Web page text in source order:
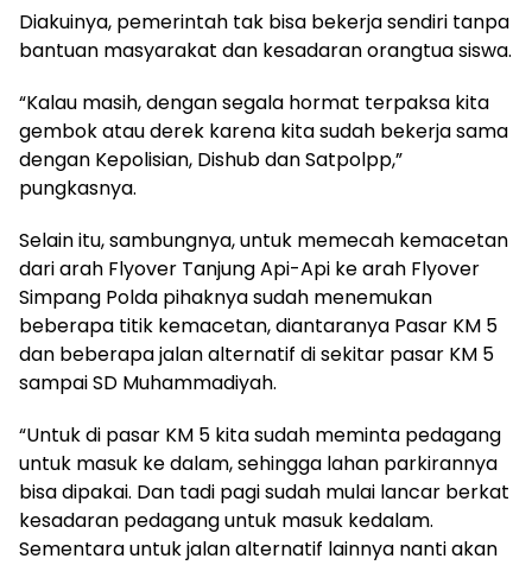
Diakuinya, pemerintah tak bisa bekerja sendiri tanpa
bantuan masyarakat dan kesadaran orangtua siswa.
“Kalau masih, dengan segala hormat terpaksa kita
gembok atau derek karena kita sudah bekerja sama
dengan Kepolisian, Dishub dan Satpolpp,”
pungkasnya.
Selain itu, sambungnya, untuk memecah kemacetan
dari arah Flyover Tanjung Api-Api ke arah Flyover
Simpang Polda pihaknya sudah menemukan
beberapa titik kemacetan, diantaranya Pasar KM 5
dan beberapa jalan alternatif di sekitar pasar KM 5
sampai SD Muhammadiyah.
“Untuk di pasar KM 5 kita sudah meminta pedagang
untuk masuk ke dalam, sehingga lahan parkirannya
bisa dipakai. Dan tadi pagi sudah mulai lancar berkat
kesadaran pedagang untuk masuk kedalam.
Sementara untuk jalan alternatif lainnya nanti akan